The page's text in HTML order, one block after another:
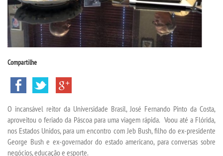
LICENCIATURAS
TECNOLÓGICOS
VESTIBULAR
TRANSFERÊNCIA
Compartilhe
O incansável reitor da Universidade Brasil, José Fernando Pinto da Costa,
aproveitou o feriado da Páscoa para uma viagem rápida. Voou até a Flórida,
nos Estados Unidos, para um encontro com Jeb Bush, filho do ex-presidente
George Bush e ex-governador do estado americano, para conversas sobre
negócios, educação e esporte.